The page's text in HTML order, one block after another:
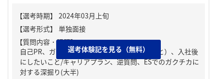
【質問内容・課題】
自己PR、ガクチカ（学生時代に力を入れたこと）、入社後
にしたいこと/キャリアプラン、逆質問、ESでのガクチカに
対する深掘り(大半)
選考体験記を見る（無料）